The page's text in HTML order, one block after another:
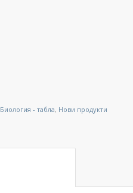
Биология - табла, Нови продукти